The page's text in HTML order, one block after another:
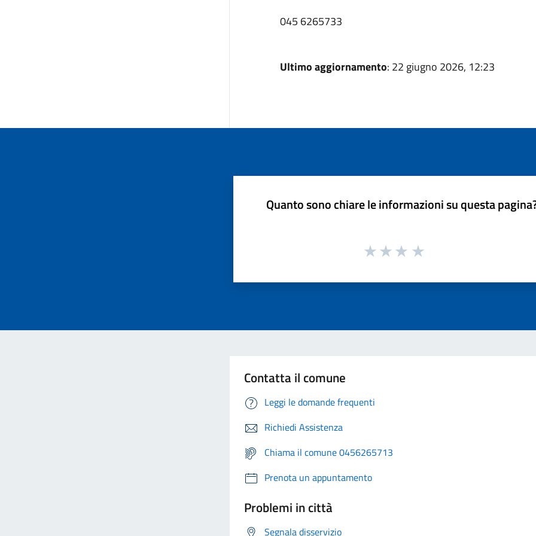
045 6265733
Ultimo aggiornamento: 22 giugno 2026, 12:23
Quanto sono chiare le informazioni su questa
Contatta il comune
Leggi le domande frequenti
Richiedi Assistenza
Chiama il comune 0456265713
Prenota un appuntamento
Problemi in città
Segnala disservizio